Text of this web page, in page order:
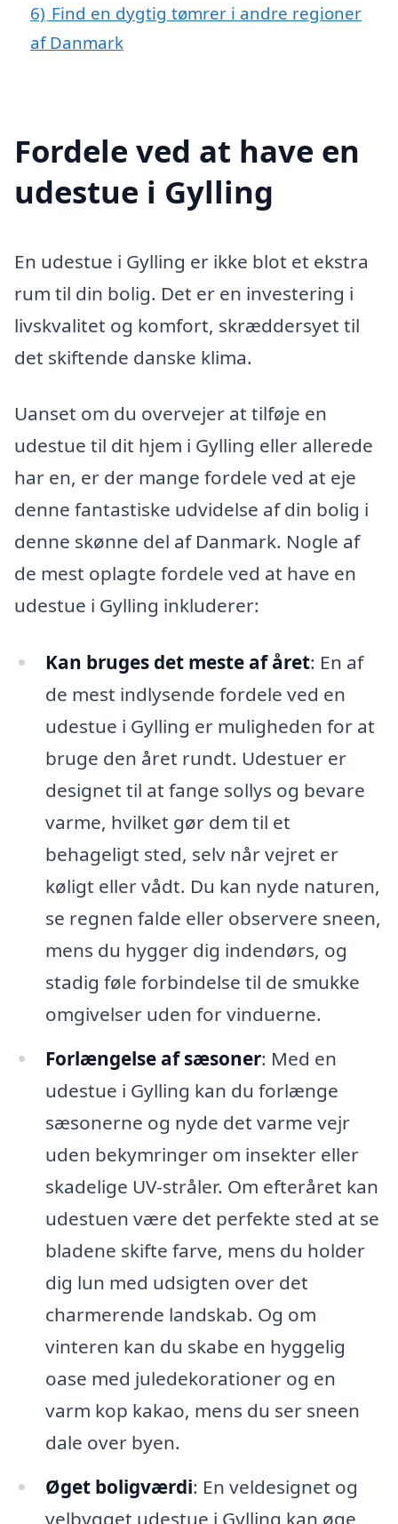
6) Find en dygtig tømrer i andre regioner
af Danmark
Fordele ved at have en
udestue i Gylling
En udestue i Gylling er ikke blot et ekstra
rum til din bolig. Det er en investering i
livskvalitet og komfort, skræddersyet til
det skiftende danske klima.
Uanset om du overvejer at tilføje en
udestue til dit hjem i Gylling eller allerede
har en, er der mange fordele ved at eje
denne fantastiske udvidelse af din bolig i
denne skønne del af Danmark. Nogle af
de mest oplagte fordele ved at have en
udestue i Gylling inkluderer:
Kan bruges det meste af året: En af
de mest indlysende fordele ved en
udestue i Gylling er muligheden for at
bruge den året rundt. Udestuer er
designet til at fange sollys og bevare
varme, hvilket gør dem til et
behageligt sted, selv når vejret er
køligt eller vådt. Du kan nyde naturen,
se regnen falde eller observere sneen,
mens du hygger dig indendørs, og
stadig føle forbindelse til de smukke
omgivelser uden for vinduerne.
Forlængelse af sæsoner: Med en
udestue i Gylling kan du forlænge
sæsonerne og nyde det varme vejr
uden bekymringer om insekter eller
skadelige UV-stråler. Om efteråret kan
udestuen være det perfekte sted at se
bladene skifte farve, mens du holder
dig lun med udsigten over det
charmerende landskab. Og om
vinteren kan du skabe en hyggelig
oase med juledekorationer og en
varm kop kakao, mens du ser sneen
dale over byen.
Øget boligværdi: En veldesignet og
velbygget udestue i Gylling kan øge